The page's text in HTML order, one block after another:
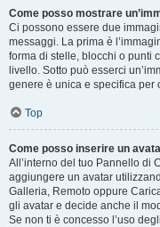
Come posso mostrare
Ci possono essere due
messaggi. La prima è
forma di stelle, blocchi o punti
livello. Sotto può esserci
genere è unica e specifica per
Top
Come posso inserire un
All’interno del tuo Pannello di
aggiungere un avatar
Galleria, Remoto oppure
gli avatar e decide anche il
Se non ti è concesso l’uso